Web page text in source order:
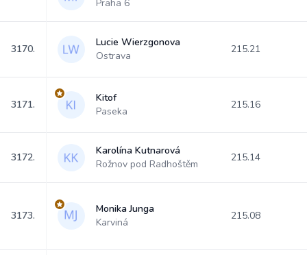
Praha 6
3170.
Lucie Wierzgonova
Ostrava
215.21
3171.
Kitof
Paseka
215.16
3172.
Karolína Kutnarová
Rožnov pod Radhoštěm
215.14
3173.
Monika Junga
Karviná
215.08